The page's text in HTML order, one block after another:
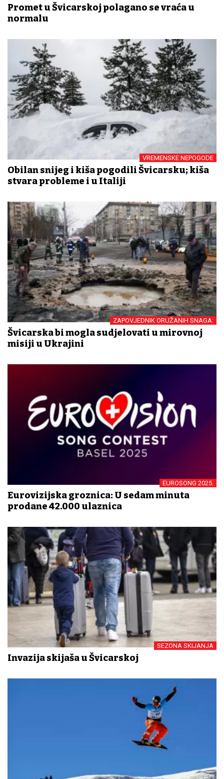
Promet u Švicarskoj polagano se vraća u
normalu
VREMENSKE NEPOGODE
Obilan snijeg i kiša pogodili Švicarsku; kiša
stvara probleme i u Italiji
ZAPOVJEDNIK ORUŽANIH SNAGA:
Švicarska bi mogla sudjelovati u mirovnoj
misiji u Ukrajini
EUROSONG 2025.
Eurovizijska groznica: U sedam minuta
prodane 42.000 ulaznica
SEZONA SKIJANJA
Invazija skijaša u Švicarskoj